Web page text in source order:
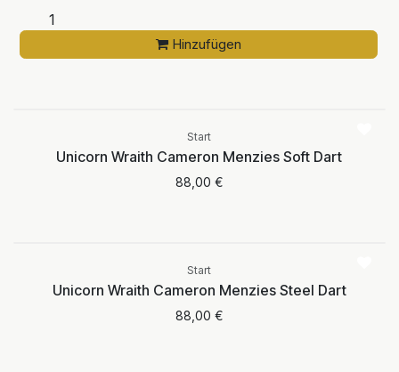
Hinzufügen
Start
Unicorn Wraith Cameron Menzies Soft Dart
88,00 €
Start
Unicorn Wraith Cameron Menzies Steel Dart
88,00 €